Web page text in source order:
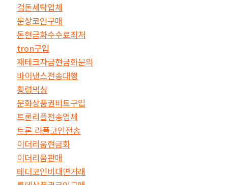
검돈세탁업체
문상코인구매
돈현금화수수료최저
tron구입
재테크자금현금화문의
바이낸스전송대행
횡령믹싱
문화상품권비트구입
트론리플전송업체
트론 리플코인전송
이더리움현금화
이더리움판매
테더코인비대면거래